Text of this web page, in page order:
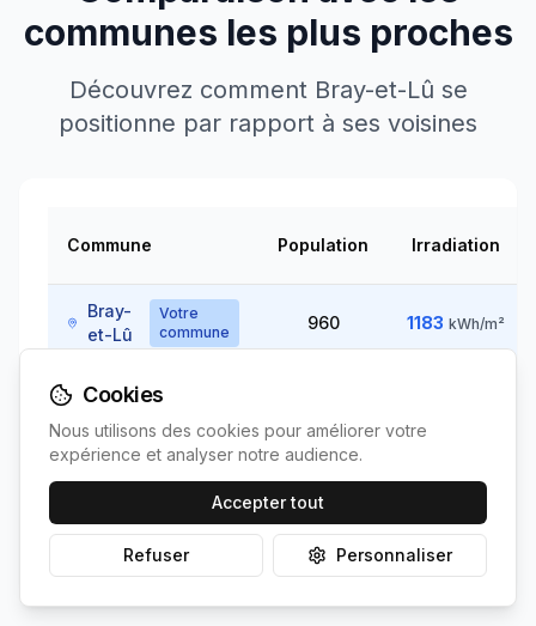
communes les plus proches
Découvrez comment Bray-et-Lû se
positionne par rapport à ses voisines
Commune Population Irradiation
Bray-
et-Lû
Votre
commune
960 1183 kWh/m²
↘
10
km
207
↗ kWh/m²
Cookies
Nous utilisons des cookies pour améliorer votre
expérience et analyser notre audience.
Accepter tout
Refuser Personnaliser